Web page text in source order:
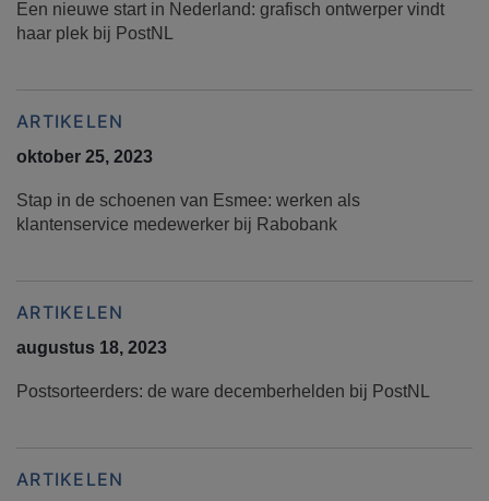
Een nieuwe start in Nederland: grafisch ontwerper vindt
haar plek bij PostNL
ARTIKELEN
oktober 25, 2023
Stap in de schoenen van Esmee: werken als
klantenservice medewerker bij Rabobank
ARTIKELEN
augustus 18, 2023
Postsorteerders: de ware decemberhelden bij PostNL
ARTIKELEN